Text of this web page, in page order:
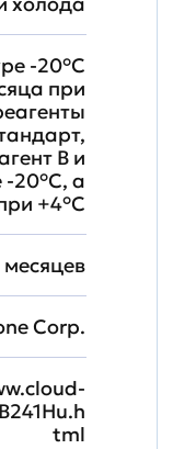
-20°C
при
B и
20°C, а
+4°С
месяцев
Corp.
tml